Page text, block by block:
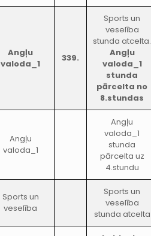
Angļu
valoda_1
339.
Sports un
veselība
stunda atcelta.
Angļu
valoda_1
stunda
pārcelta no
8.stundas
Angļu
valoda_1
Angļu
valoda_1
stunda
pārcelta uz
4.stundu
Sports un
veselība
Sports un
veselība
stunda atcelta